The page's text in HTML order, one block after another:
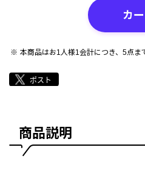
カ
本商品はお1人様1会計につき、5点ま
商品説明